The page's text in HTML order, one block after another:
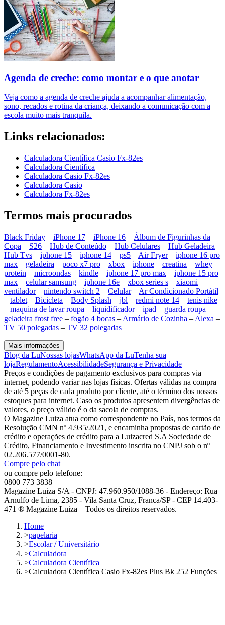
Agenda de creche: como montar e o que anotar
Veja como a agenda de creche ajuda a acompanhar alimentação,
sono, recados e rotina da criança, deixando a comunicação com a
escola muito mais tranquila.
Links relacionados:
Calculadora Científica Casio Fx-82es
Calculadora Científica
Calculadora Casio Fx-82es
Calculadora Casio
Calculadora Fx-82es
Termos mais procurados
Black Friday – iPhone 17 – iPhone 16 – Álbum de Figurinhas da
Copa – S26 – Hub de Conteúdo – Hub Celulares – Hub Geladeira –
Hub Tvs – iphone 15 – iphone 14 – ps5 – Air Fryer– iphone 16 pro
max – geladeira – poco x7 pro – xbox – iphone – creatina – whey
protein – microondas – kindle – iphone 17 pro max – iphone 15 pro
max – celular samsung – iphone 16e – xbox series s – xiaomi –
ventilador– nintendo switch 2 – Celular– Ar Condicionado Portátil
– tablet – Bicicleta – Body Splash – jbl – redmi note 14 – tenis nike
– maquina de lavar roupa – liquidificador– ipad – guarda roupa –
geladeira frost free – fogão 4 bocas – Armário de Cozinha – Alexa –
TV 50 polegadas – TV 32 polegadas
Mais informações
Blog da LuNossas lojasWhatsApp da LuTenha sua
lojaRegulamentoAcessibilidadeSegurança e Privacidade
Preços e condições de pagamento exclusivos para compras via
internet, podendo variar nas lojas físicas. Ofertas válidas na compra
de até 5 peças de cada produto por cliente, até o término dos nossos
estoques para internet. Caso os produtos apresentem divergências de
valores, o preço válido é o da sacola de compras.
O Magazine Luiza atua como correspondente no País, nos termos da
Resolução CMN nº 4.935/2021, e encaminha propostas de cartão de
crédito e operações de crédito para a Luizacred S.A Sociedade de
Crédito, Financiamento e Investimento inscrita no CNPJ sob o nº
02.206.577/0001-80.
Compre pelo chat
ou compre pelo telefone:
0800 773 3838
Magazine Luiza S/A - CNPJ: 47.960.950/1088-36 - Endereço: Rua
Arnulfo de Lima, 2385 - Vila Santa Cruz, Franca/SP - CEP 14.403-
471 ® Magazine Luiza – Todos os direitos reservados.
Home
>papelaria
>Escolar / Universitário
>Calculadora
>Calculadora Científica
>Calculadora Científica Casio Fx-82es Plus Bk 252 Funções